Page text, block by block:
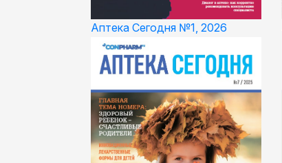
Аптека Сегодня №1, 2026